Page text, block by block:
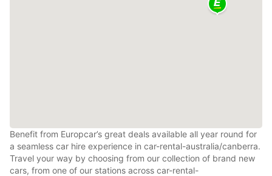
Benefit from Europcar’s great deals available all year round for
a seamless car hire experience in car-rental-australia/canberra.
Travel your way by choosing from our collection of brand new
cars, from one of our stations across car-rental-